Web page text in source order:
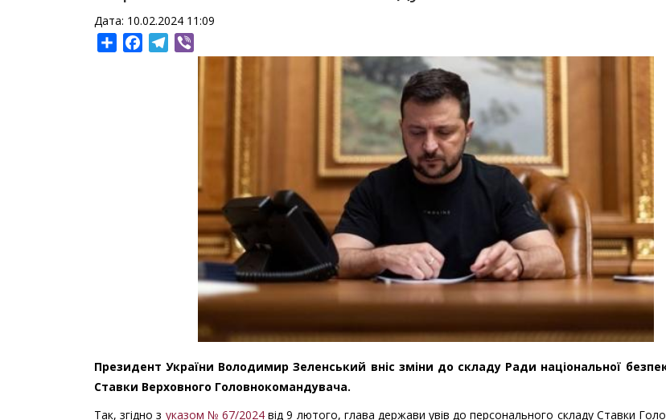
Дата: 10.02.2024 11:09
ShareFacebookTelegram
Президент України Володимир Зеленський вніс зміни до складу Ради національної
Ставки Верховного Головнокомандувача.
Так, згідно з указом № 67/2024 від 9 лютого, глава держави увів до персонального складу Ставки